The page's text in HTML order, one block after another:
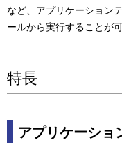
など、アプリケーション
ールから実行することが可
特長
アプリケーショ